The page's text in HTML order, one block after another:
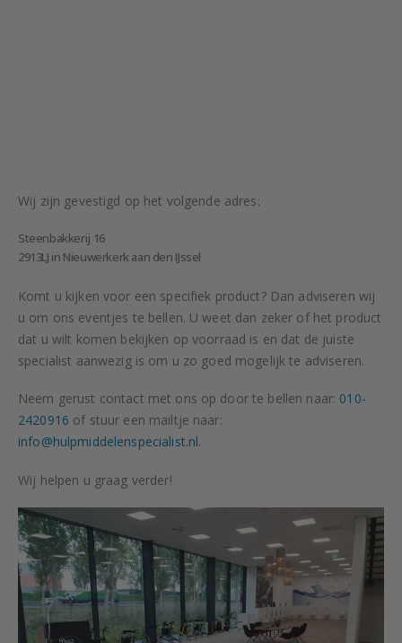
Wij zijn gevestigd op het volgende adres:
Steenbakkerij 16
2913LJ in Nieuwerkerk aan den IJssel
Komt u kijken voor een specifiek product? Dan adviseren wij
u om ons eventjes te bellen. U weet dan zeker of het product
dat u wilt komen bekijken op voorraad is en dat de juiste
specialist aanwezig is om u zo goed mogelijk te adviseren.
Neem gerust contact met ons op door te bellen naar: 010-
2420916 of stuur een mailtje naar:
info@hulpmiddelenspecialist.nl.
Wij helpen u graag verder!